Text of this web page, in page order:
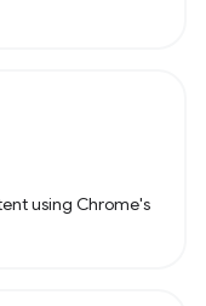
using Chrome's